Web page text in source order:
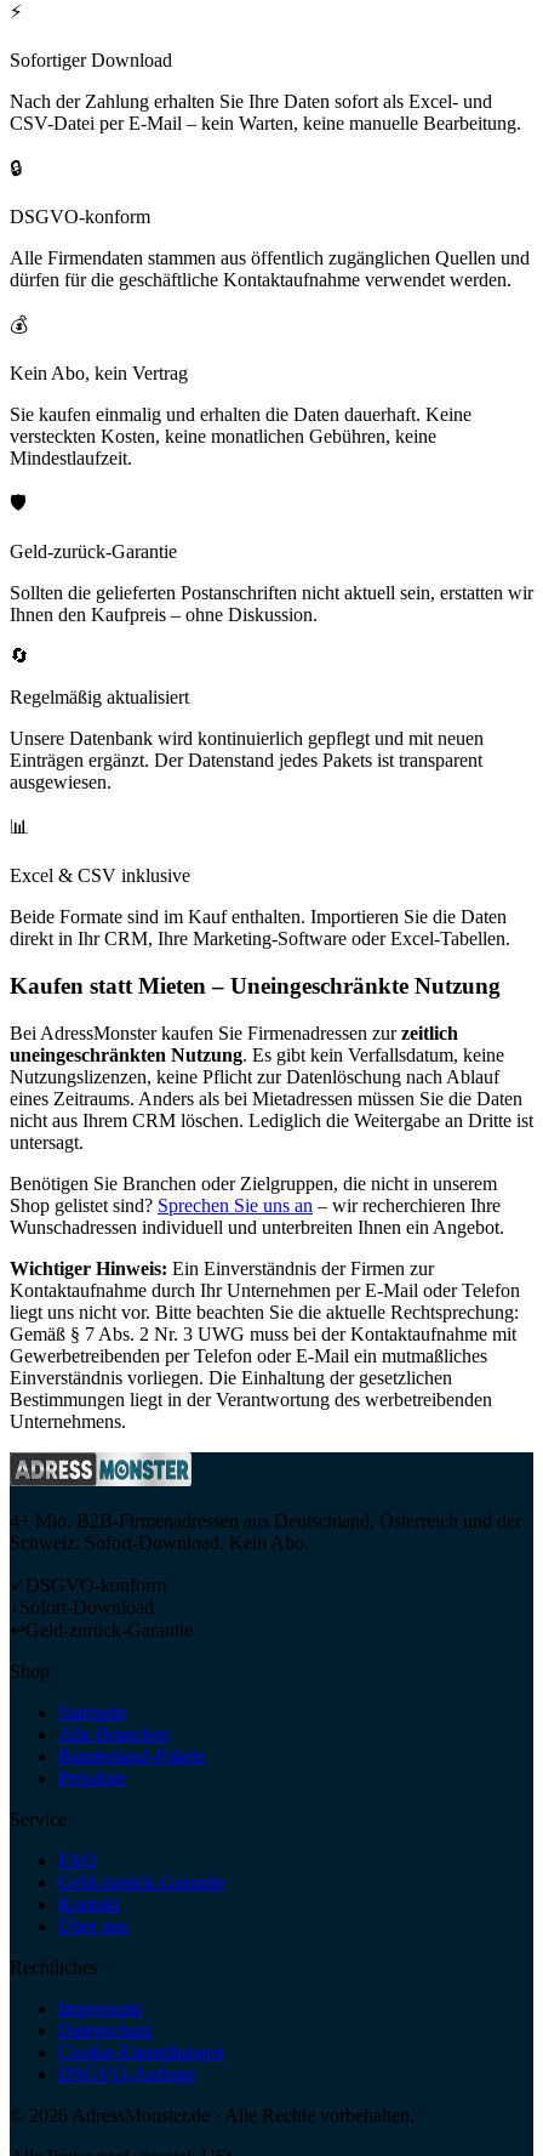
⚡
Sofortiger Download
Nach der Zahlung erhalten Sie Ihre Daten sofort als Excel- und
CSV-Datei per E-Mail – kein Warten, keine manuelle Bearbeitung.
🔒
DSGVO-konform
Alle Firmendaten stammen aus öffentlich zugänglichen Quellen und
dürfen für die geschäftliche Kontaktaufnahme verwendet werden.
💰
Kein Abo, kein Vertrag
Sie kaufen einmalig und erhalten die Daten dauerhaft. Keine
versteckten Kosten, keine monatlichen Gebühren, keine
Mindestlaufzeit.
🛡️
Geld-zurück-Garantie
Sollten die gelieferten Postanschriften nicht aktuell sein, erstatten wir
Ihnen den Kaufpreis – ohne Diskussion.
🔄
Regelmäßig aktualisiert
Unsere Datenbank wird kontinuierlich gepflegt und mit neuen
Einträgen ergänzt. Der Datenstand jedes Pakets ist transparent
ausgewiesen.
📊
Excel & CSV inklusive
Beide Formate sind im Kauf enthalten. Importieren Sie die Daten
direkt in Ihr CRM, Ihre Marketing-Software oder Excel-Tabellen.
Kaufen statt Mieten – Uneingeschränkte Nutzung
Bei AdressMonster kaufen Sie Firmenadressen zur zeitlich
uneingeschränkten Nutzung. Es gibt kein Verfallsdatum, keine
Nutzungslizenzen, keine Pflicht zur Datenlöschung nach Ablauf
eines Zeitraums. Anders als bei Mietadressen müssen Sie die Daten
nicht aus Ihrem CRM löschen. Lediglich die Weitergabe an Dritte ist
untersagt.
Benötigen Sie Branchen oder Zielgruppen, die nicht in unserem
Shop gelistet sind? Sprechen Sie uns an – wir recherchieren Ihre
Wunschadressen individuell und unterbreiten Ihnen ein Angebot.
Wichtiger Hinweis: Ein Einverständnis der Firmen zur
Kontaktaufnahme durch Ihr Unternehmen per E-Mail oder Telefon
liegt uns nicht vor. Bitte beachten Sie die aktuelle Rechtsprechung:
Gemäß § 7 Abs. 2 Nr. 3 UWG muss bei der Kontaktaufnahme mit
Gewerbetreibenden per Telefon oder E-Mail ein mutmaßliches
Einverständnis vorliegen. Die Einhaltung der gesetzlichen
Bestimmungen liegt in der Verantwortung des werbetreibenden
Unternehmens.
4+ Mio. B2B-Firmenadressen aus Deutschland, Österreich und der
Schweiz. Sofort-Download. Kein Abo.
✓ DSGVO-konform
↓Sofort-Download
↩Geld-zurück-Garantie
Shop
Startseite
Alle Branchen
Bundesland-Pakete
Preisliste
Service
FAQ
Geld-zurück-Garantie
Kontakt
Über uns
Rechtliches
Impressum
Datenschutz
Cookie-Einstellungen
DSGVO-Anfrage
© 2026 AdressMonster.de · Alle Rechte vorbehalten.